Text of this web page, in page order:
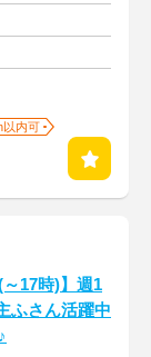
以内可
～17時)】週1
ふさん活躍中